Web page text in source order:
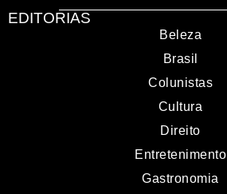
EDITORIAS
Beleza
Brasil
Colunistas
Cultura
Direito
Entretenimento
Gastronomia